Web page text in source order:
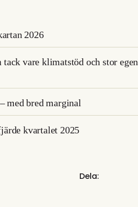
2026
vare klimatstöd och stor egen
med bred marginal
kvartalet 2025
Dela: